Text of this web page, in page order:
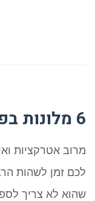
6 מלונות בפריז שכדאי להכיר
מרוב אטרקציות
לכם זמן לשהות
שהוא לא צריך